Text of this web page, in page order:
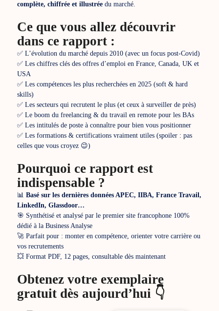
complète, chiffrée et illustrée du marché.
Ce que vous allez découvrir
dans ce rapport :
✅ L’évolution du marché depuis 2010 (avec un focus post-Covid)
✅ Les chiffres clés des offres d’emploi en France, Canada, UK et
USA
✅ Les compétences les plus recherchées en 2025 (soft & hard
skills)
✅ Les secteurs qui recrutent le plus (et ceux à surveiller de près)
✅ Le boom du freelancing & du travail en remote pour les BAs
✅ Les intitulés de poste à connaître pour bien vous positionner
✅ Les formations & certifications vraiment utiles (spoiler : pas
celles que vous croyez 😉)
Pourquoi ce rapport est
indispensable ?
📊 Basé sur les dernières données APEC, IIBA, France Travail,
LinkedIn, Glassdoor…
🎯 Synthétisé et analysé par le premier site francophone 100%
dédié à la Business Analyse
🚀 Parfait pour : monter en compétence, orienter votre carrière ou
vos recrutements
💥 Format PDF, 12 pages, consultable dès maintenant
Obtenez votre exemplaire
gratuit dès aujourd’hui 👇